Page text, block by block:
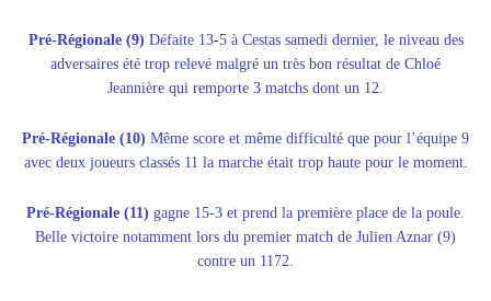
Pré-Régionale (9) Défaite 13-5 à Cestas samedi dernier, le niveau des
adversaires été trop relevé malgré un très bon résultat de Chloé
Jeannière qui remporte 3 matchs dont un 12.
Pré-Régionale (10) Même score et même difficulté que pour l’équipe 9
avec deux joueurs classés 11 la marche était trop haute pour le moment.
Pré-Régionale (11) gagne 15-3 et prend la première place de la poule.
Belle victoire notamment lors du premier match de Julien Aznar (9)
contre un 1172.